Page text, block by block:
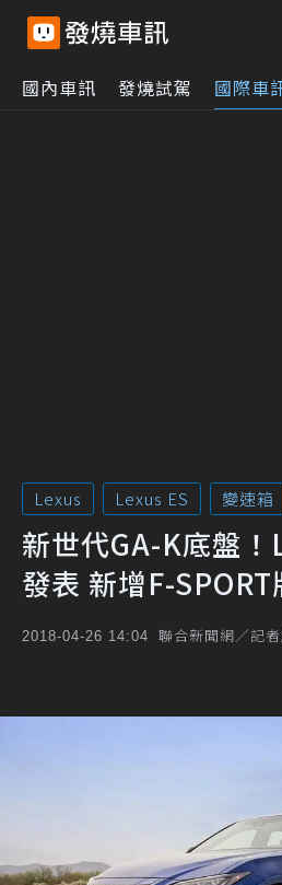
國內車訊 發燒試駕 國際車
Lexus Lexus ES 變速箱
新世代GA-K底盤
發表 新增F-SPORT
2018-04-26 14:04 聯合新聞網／記